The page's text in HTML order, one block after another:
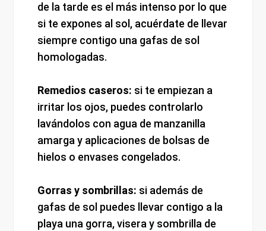
de la tarde es el más intenso por lo que
si te expones al sol, acuérdate de llevar
siempre contigo una gafas de sol
homologadas.
Remedios caseros: si te empiezan a
irritar los ojos, puedes controlarlo
lavándolos con agua de manzanilla
amarga y aplicaciones de bolsas de
hielos o envases congelados.
Gorras y sombrillas: si además de
gafas de sol puedes llevar contigo a la
playa una gorra, visera y sombrilla de